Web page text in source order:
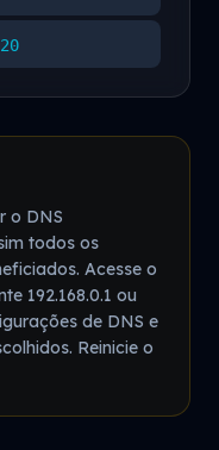
o DNS
todos os
Acesse o
192.168.0.1 ou
de DNS e
Reinicie o